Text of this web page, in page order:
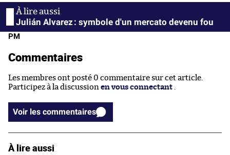
Julián Alvarez : symbole d'un mercato devenu fou
PM
Commentaires
Les membres ont posté 0 commentaire sur cet article.
Participez à la discussion en vous connectant .
Voir les commentaires
À lire aussi